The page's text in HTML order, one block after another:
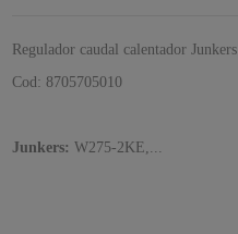
Regulador caudal calentador Junkers
Cod: 8705705010
Junkers: W275-2KE,...